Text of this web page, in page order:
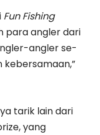
Fun Fishing
para angler dari
angler se-
kebersamaan,”
tarik lain dari
yang